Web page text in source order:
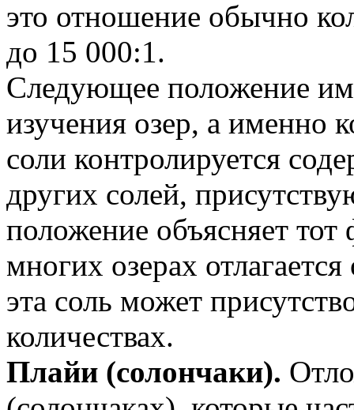
это отношение обычно
до 15 000:1.
Следующее положение
изучения озер, а именно
соли контролируется
других солей,
положение объясняет тот
многих озерах
эта соль может
количествах.
Плайи (солончаки).